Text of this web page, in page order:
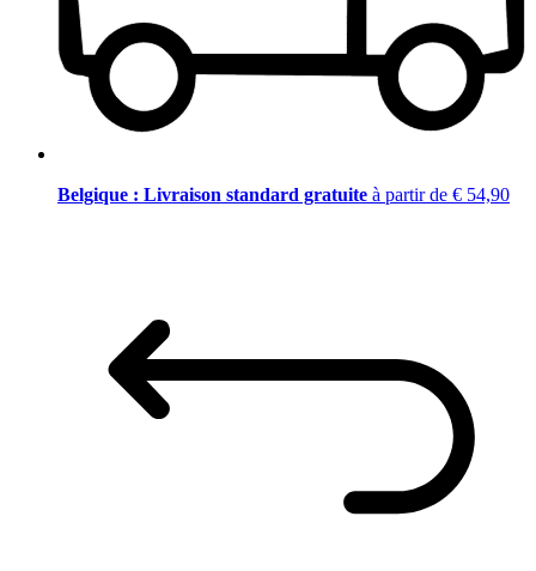
Belgique : Livraison standard gratuite à partir de € 54,90